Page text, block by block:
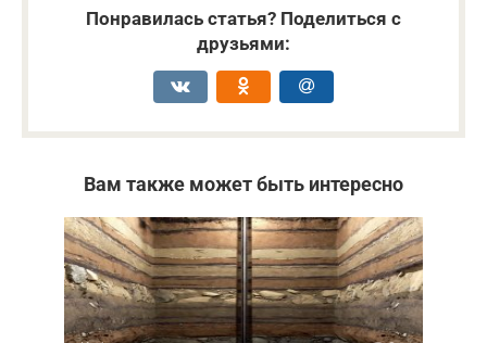
Понравилась статья? Поделиться с
друзьями:
Вам также может быть интересно